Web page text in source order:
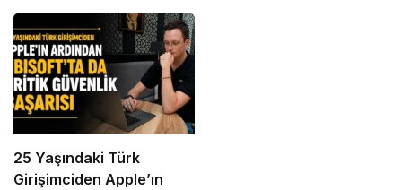
Konuk Oldu
25 Yaşındaki Türk
Girişimciden Apple’ın